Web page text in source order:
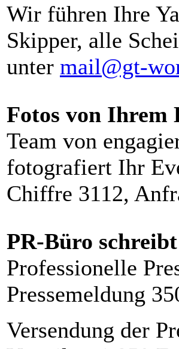
Wir führen Ihre
Skipper, alle
unter mail@gt-
Fotos von Ihrem
Team von
fotografiert Ihr
Chiffre 3112,
PR-Büro
Professionelle
Pressemeldung
Versendung der